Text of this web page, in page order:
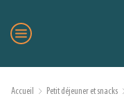
Accueil Petit déjeuner et snacks